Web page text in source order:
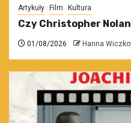
Artykuły Film Kultura
Czy Christopher Nolan
01/08/2026 Hanna